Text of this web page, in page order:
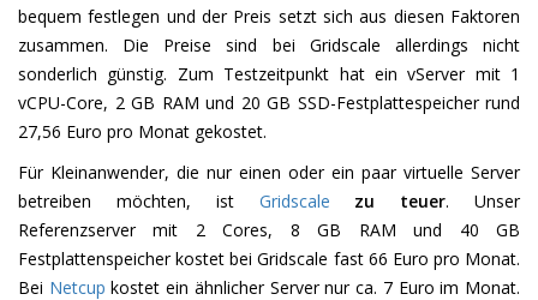
bequem festlegen und der Preis setzt sich aus diesen Faktoren
zusammen. Die Preise sind bei Gridscale allerdings nicht
sonderlich günstig. Zum Testzeitpunkt hat ein vServer mit 1
vCPU-Core, 2 GB RAM und 20 GB SSD-Festplattespeicher rund
27,56 Euro pro Monat gekostet.
Für Kleinanwender, die nur einen oder ein paar virtuelle Server
betreiben möchten, ist Gridscale zu teuer. Unser
Referenzserver mit 2 Cores, 8 GB RAM und 40 GB
Festplattenspeicher kostet bei Gridscale fast 66 Euro pro Monat.
Bei Netcup kostet ein ähnlicher Server nur ca. 7 Euro im Monat.